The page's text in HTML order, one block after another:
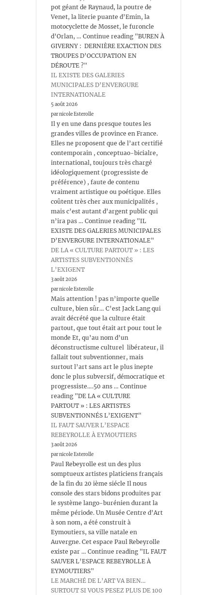
pot géant de Raynaud, la poutre de
Venet, la literie puante d’Emin, la
motocyclette de Mosset, le furoncle
d’Orlan, … Continue reading "BUREN À
GIVERNY : DERNIÈRE EXACTION DES
TROUPES D’OCCUPATION EN
DÉROUTE ?"
IL EXISTE DES GALERIES
MUNICIPALES D’ENVERGURE
INTERNATIONALE
5 août 2026
par nicole Esterolle
Il y en une dans presque toutes les
grandes villes de province en France.
Elles ne proposent que de l’art certifié
contemporain , conceptuao-bicialre,
international, toujours très chargé
idéologiquement (progressiste de
préférence) , faute de contenu
vraiment artistique ou poétique. Elles
coûtent très cher aux municipalités ,
mais c’est autant d’argent public qui
n’ira pas … Continue reading "IL
EXISTE DES GALERIES MUNICIPALES
D’ENVERGURE INTERNATIONALE"
DE LA « CULTURE PARTOUT » : LES
ARTISTES SUBVENTIONNÉS
L’EXIGENT
3 août 2026
par nicole Esterolle
Mais attention ! pas n’importe quelle
culture, bien sûr… C’est Jack Lang qui
avait décrété que la culture était
partout, que tout était art pour tout le
monde Et, qu’au nom d’un
déconstructisme culturel libérateur, il
fallait tout subventionner, mais
surtout l’art sans art le plus inepte
donc le plus subversif, démocratique et
progressiste….50 ans … Continue
reading "DE LA « CULTURE
PARTOUT » : LES ARTISTES
SUBVENTIONNÉS L’EXIGENT"
IL FAUT SAUVER L’ESPACE
REBEYROLLE À EYMOUTIERS
3 août 2026
par nicole Esterolle
Paul Rebeyrolle est un des plus
somptueux artistes platiciens français
de la fin du 20 ième siécle Il nous
console des stars bidons produites par
le système lango-burénien durant la
même période. Un Musée Centre d’Art
à son nom, a été construit à
Eymoutiers, sa ville natale en
Auvergne. Cet espace Paul Rebeyrolle
existe par … Continue reading "IL FAUT
SAUVER L’ESPACE REBEYROLLE À
EYMOUTIERS"
LE MARCHÉ DE L’ART VA BIEN…
SURTOUT SI VOUS PESEZ PLUS DE 100